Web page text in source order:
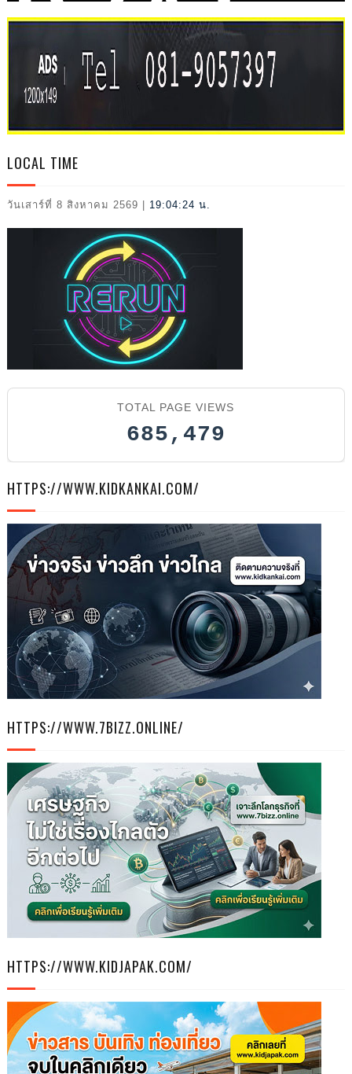
IVAL
2026
LOCAL TIME
วันเสาร์ที่ 8 สิงหาคม 2569 19:04:26 น.
TOTAL PAGE VIEWS
685,479
HTTPS://WWW.KIDKANKAI.COM/
HTTPS://WWW.7BIZZ.ONLINE/
HTTPS://WWW.KIDJAPAK.COM/